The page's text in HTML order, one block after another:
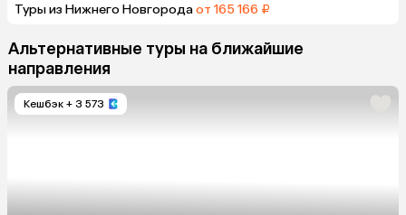
Туры из Нижнего Новгородаот 165 166 ₽
Альтернативные туры на ближайшие
направления
Кешбэк + 3 573